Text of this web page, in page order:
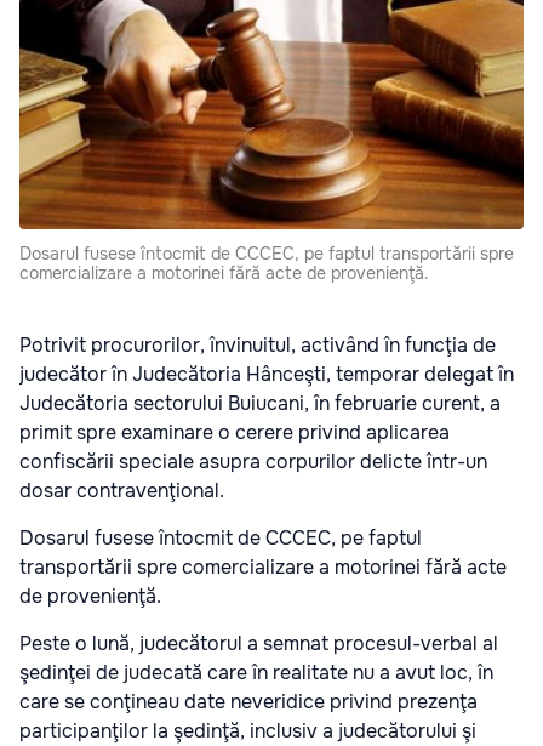
Dosarul fusese întocmit de CCCEC, pe faptul transportării spre
comercializare a motorinei fără acte de provenienţă.
Potrivit procurorilor, învinuitul, activând în funcţia de
judecător în Judecătoria Hânceşti, temporar delegat în
Judecătoria sectorului Buiucani, în februarie curent, a
primit spre examinare o cerere privind aplicarea
confiscării speciale asupra corpurilor delicte într-un
dosar contravenţional.
Dosarul fusese întocmit de CCCEC, pe faptul
transportării spre comercializare a motorinei fără acte
de provenienţă.
Peste o lună, judecătorul a semnat procesul-verbal al
şedinţei de judecată care în realitate nu a avut loc, în
care se conţineau date neveridice privind prezenţa
participanţilor la şedinţă, inclusiv a judecătorului şi